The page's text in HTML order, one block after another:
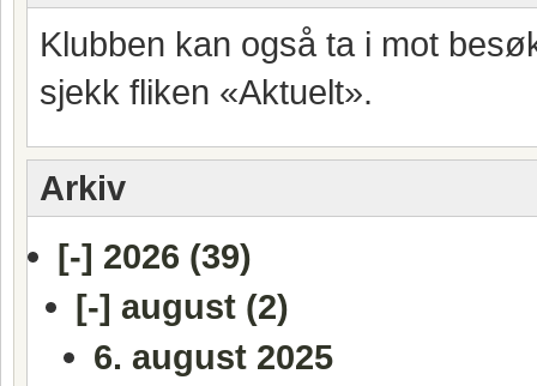
Klubben kan også ta i mot
sjekk fliken «Aktuelt».
Arkiv
[-] 2026 (39)
[-] august (2)
6. august 2025